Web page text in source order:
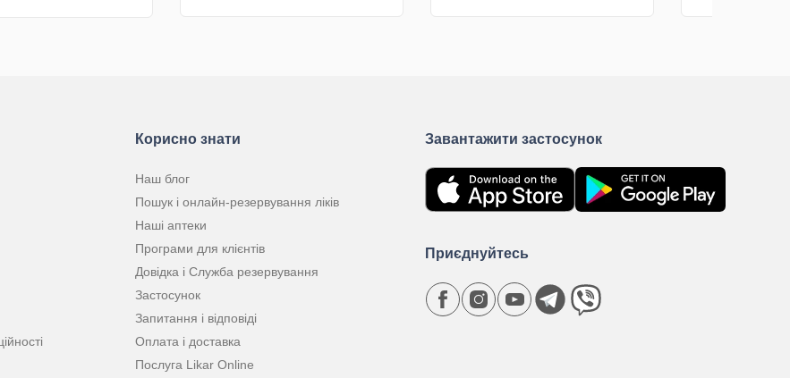
Корисно знати
Наш блог
Пошук і онлайн-резервування ліків
Наші аптеки
Програми для клієнтів
Довідка і Служба резервування
Застосунок
Запитання і відповіді
Оплата і доставка
Послуга Likar Online
Завантажити застосунок
Приєднуйтесь